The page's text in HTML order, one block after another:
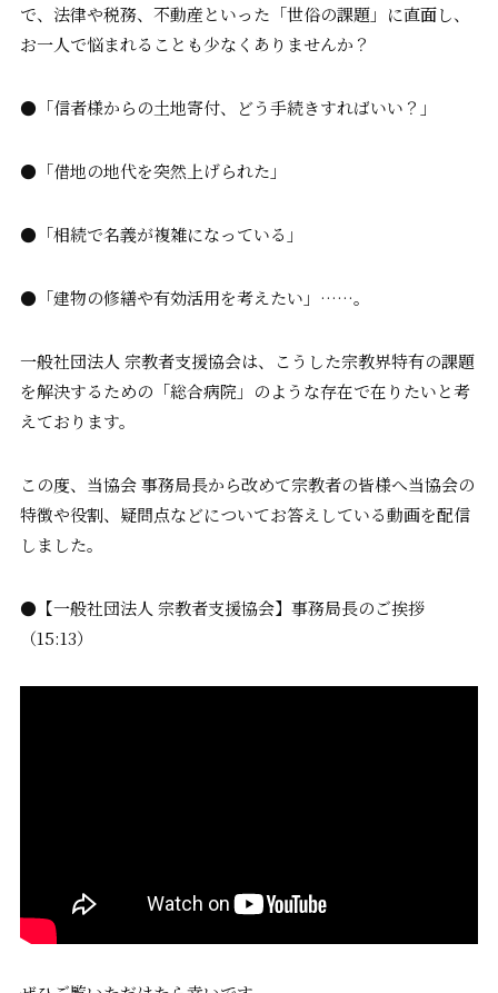
で、法律や税務、不動産といった「世俗の課題」に直面し、
お一人で悩まれることも少なくありませんか？
●「信者様からの土地寄付、どう手続きすればいい？」
●「借地の地代を突然上げられた」
●「相続で名義が複雑になっている」
●「建物の修繕や有効活用を考えたい」……。
一般社団法人 宗教者支援協会は、こうした宗教界特有の課題
を解決するための「総合病院」のような存在で在りたいと考
えております。
この度、当協会 事務局長から改めて宗教者の皆様へ当協会の
特徴や役割、疑問点などについてお答えしている動画を配信
しました。
●【一般社団法人 宗教者支援協会】事務局長のご挨拶
（15:13）